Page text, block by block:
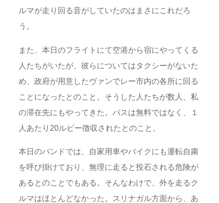
ルマが走り回る音がしていたのはまさにこれだろ
う。
また、本日のフライトにて空港から宿にやってくる
人たちがいたが、彼らについてはタクシーがないた
め、政府が用意したヴァンでレー市内の各所に回る
ことになったとのこと。そうした人たちが数人、私
の滞在先にもやってきた。バスは無料ではなく、１
人あたり20ルピー徴収されたとのこと。
本日のバンドでは、自家用車やバイクにも運転自粛
を呼び掛けており、無理に走ると投石される危険が
あるとのことでもある。そんなわけで、外を走るク
ルマはほとんどなかった。スリナガル方面から、あ